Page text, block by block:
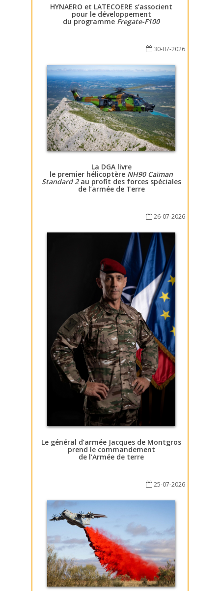
HYNAERO et LATECOERE s’associent
pour le développement
du programme Fregate-F100
30-07-2026
La DGA livre
le premier hélicoptère NH90 Caïman
Standard 2au profit des forces spéciales
de l’armée de Terre
26-07-2026
Le général d’armée Jacques de Montgros
prend le commandement
de l’Armée de terre
25-07-2026